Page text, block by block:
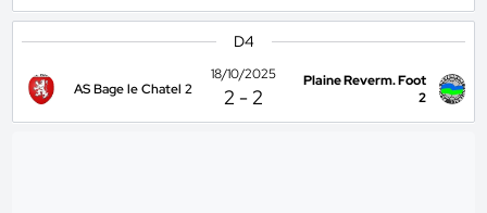
D4
AS Bage le Chatel 2
18/10/2025
2 -2
Plaine Reverm. Foot
2